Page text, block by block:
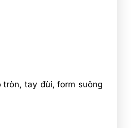
tay đùi, form suông